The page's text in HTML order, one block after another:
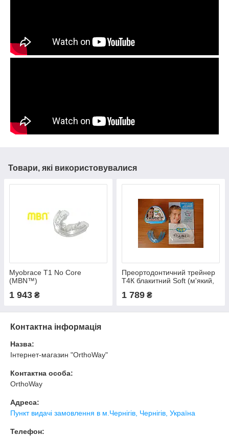
Товари, які використовувалися
Myobrace T1 No Core
(MBN™)
1 943 ₴
Преортодонтичний трейнер
Т4К блакитний Soft (м'який,
1 789 ₴
Контактна інформація
Назва:
Інтернет-магазин "OrthoWay"
Контактна особа:
OrthoWay
Адреса:
Пункт видачі замовлення в м.Чернігів, Чернігів, Україна
Телефон: